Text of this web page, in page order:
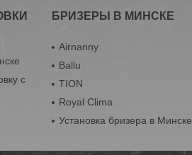
с
БРИЗЕРЫ В МИНСКЕ
Airnanny
Ballu
TION
Royal Clima
Установка бризера в Минске